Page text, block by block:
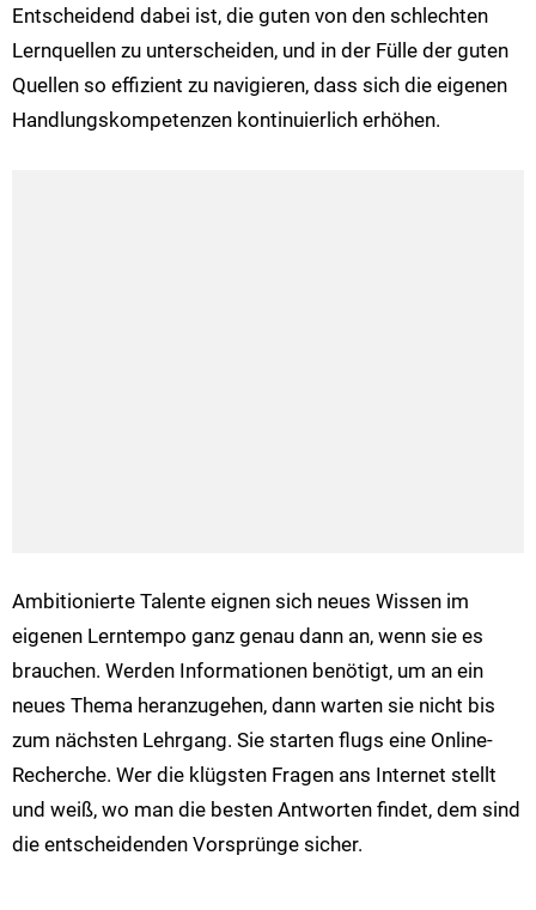
Entscheidend dabei ist, die guten von den schlechten
Lernquellen zu unterscheiden, und in der Fülle der guten
Quellen so effizient zu navigieren, dass sich die eigenen
Handlungskompetenzen kontinuierlich erhöhen.
Ambitionierte Talente eignen sich neues Wissen im
eigenen Lerntempo ganz genau dann an, wenn sie es
brauchen. Werden Informationen benötigt, um an ein
neues Thema heranzugehen, dann warten sie nicht bis
zum nächsten Lehrgang. Sie starten flugs eine Online-
Recherche. Wer die klügsten Fragen ans Internet stellt
und weiß, wo man die besten Antworten findet, dem sind
die entscheidenden Vorsprünge sicher.